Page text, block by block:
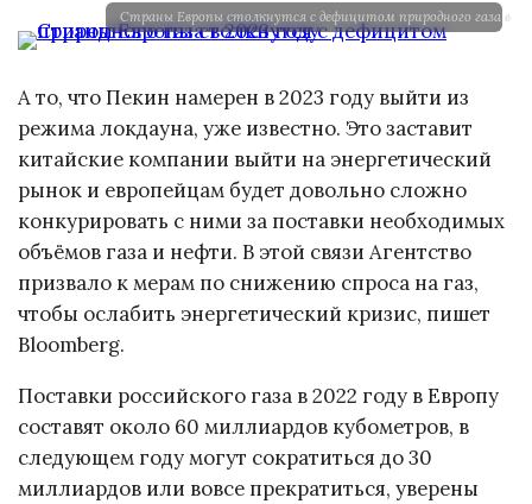
Страны Европы столкнутся с дефицитом природного газа в
А то, что Пекин намерен в 2023 году выйти из
режима локдауна, уже известно. Это заставит
китайские компании выйти на энергетический
рынок и европейцам будет довольно сложно
конкурировать с ними за поставки необходимых
объёмов газа и нефти. В этой связи Агентство
призвало к мерам по снижению спроса на газ,
чтобы ослабить энергетический кризис, пишет
Bloomberg.
Поставки российского газа в 2022 году в Европу
составят около 60 миллиардов кубометров, в
следующем году могут сократиться до 30
миллиардов или вовсе прекратиться, уверены